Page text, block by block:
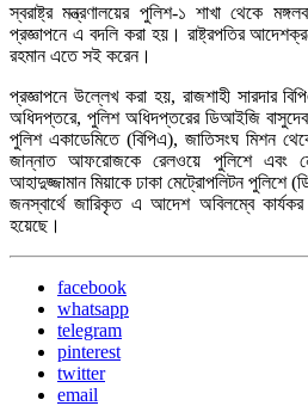
স্বরাষ্ট্র মন্ত্রণালয়ের পুলিশ-১ শাখা থেকে
প্রজ্ঞাপনে এ বদলি করা হয়। রাষ্ট্রপতির
রহমান এতে সই করেন।
প্রজ্ঞাপনে উল্লেখ করা হয়, রাজশাহী সারদার
অধিদপ্তরে, পুলিশ অধিদপ্তরের ডিআইজি বাসুদেব
পুলিশ একাডেমিতে (বিপিএ), জাতিসংঘ মিশন
জান্নাত আফরোজকে রেলওয়ে পুলিশে এবং
আহাদুজ্জামান মিয়াকে ঢাকা মেট্রোপলিটন পুলিশে
জনস্বার্থে জারিকৃত এ আদেশ অবিলম্বে
হয়েছে।
facebook
whatsapp
telegram
pinterest
twitter
email